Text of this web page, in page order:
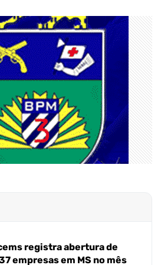
registra abertura de
empresas em MS no mês